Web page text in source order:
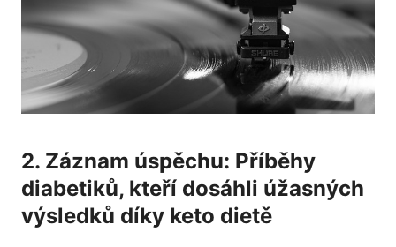
2. Záznam úspěchu: ⁢Příběhy
diabetiků, ⁤kteří dosáhli ⁢úžasných
výsledků díky keto dietě